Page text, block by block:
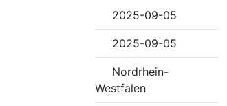
2025-09-05
2025-09-05
Nordrhein-
Westfalen